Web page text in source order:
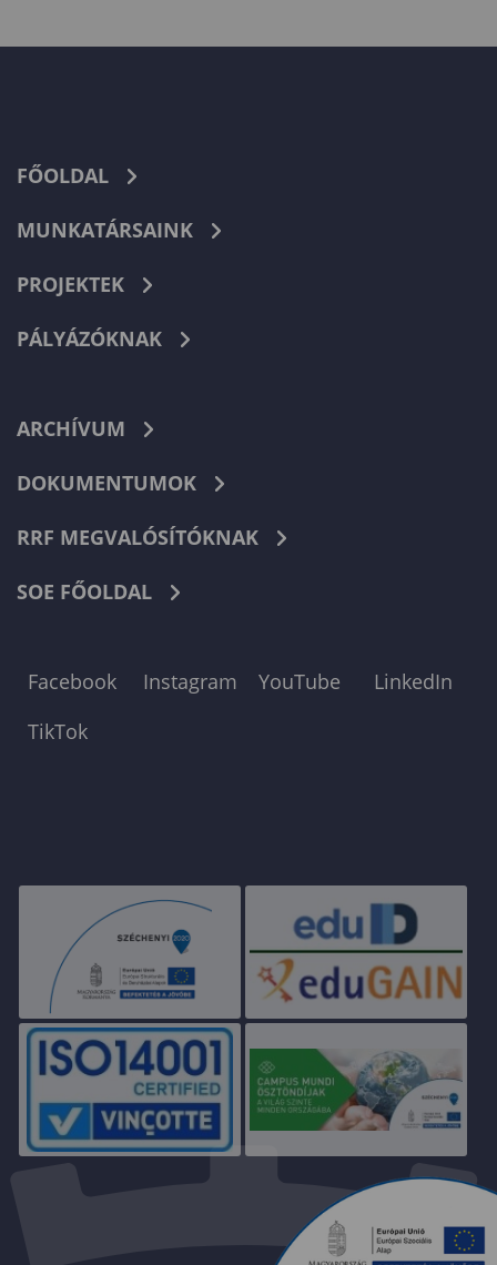
FŐOLDAL
MUNKATÁRSAINK
PROJEKTEK
PÁLYÁZÓKNAK
ARCHÍVUM
DOKUMENTUMOK
RRF MEGVALÓSÍTÓKNAK
SOE FŐOLDAL
Facebook Instagram YouTube
LinkedIn
TikTok